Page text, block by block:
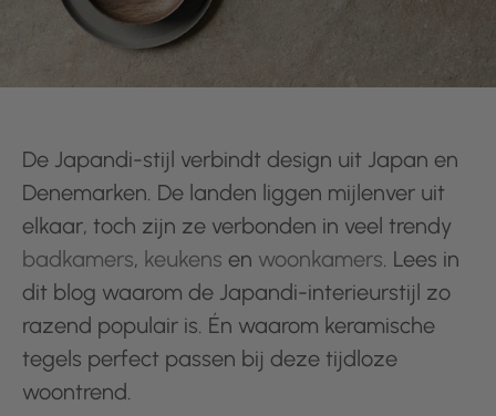
De Japandi-stijl verbindt design uit Japan en
Denemarken. De landen liggen mijlenver uit
elkaar, toch zijn ze verbonden in veel trendy
badkamers, keukens en woonkamers. Lees in
dit blog waarom de Japandi-interieurstijl zo
razend populair is. Én waarom keramische
tegels perfect passen bij deze tijdloze
woontrend.